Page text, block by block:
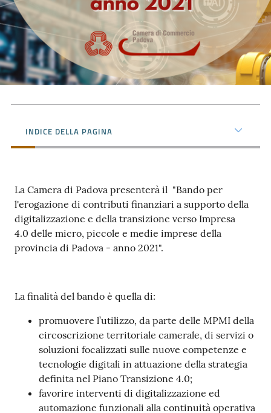
Servizi
Contatti
Newsle
Stampa
Seguici
INDICE DELLA PAGINA
La Camera di Padova presenterà il "Bando per
l'erogazione di contributi finanziari a supporto della
digitalizzazione e della transizione verso Impresa
4.0 delle micro, piccole e medie imprese della
provincia di Padova - anno 2021".
La finalità del bando è quella di:
promuovere l’utilizzo, da parte delle MPMI della
circoscrizione territoriale camerale, di servizi o
soluzioni focalizzati sulle nuove competenze e
tecnologie digitali in attuazione della strategia
definita nel Piano Transizione 4.0;
favorire interventi di digitalizzazione ed
automazione funzionali alla continuità operativa